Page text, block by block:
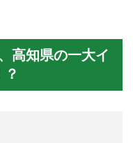
高知県の一大イ